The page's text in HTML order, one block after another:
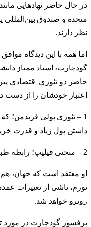
در حال حاضر نهادهایی
متحده و صندوق بین‌المللی
نظر دارند.
اما همه با این دیدگاه
گودچارت، استاد ممتاز
حاضر دو تئوری اقتصادی
اعتبار خودشان را از دست
1 – تئوری پولی فریدمن؛
داشتن پول زیاد و قدرت
2 – منحنی فیلیپ؛ رابطه طبیعی بین بیکاری و نرخ تورم
او معتقد است که جهان،
تورم، ناشی از تغییرات
روبرو خواهد شد.
پرفسور گودچارت در مورد